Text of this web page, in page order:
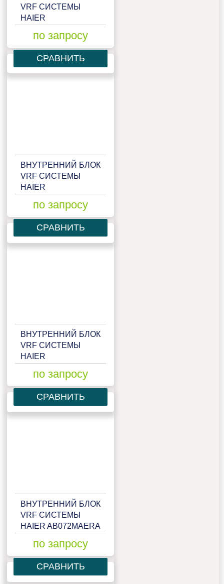
VRF СИСТЕМЫ
HAIER
по запросу
СРАВНИТЬ
ВНУТРЕННИЙ БЛОК
VRF СИСТЕМЫ
HAIER
по запросу
СРАВНИТЬ
ВНУТРЕННИЙ БЛОК
VRF СИСТЕМЫ
HAIER
по запросу
СРАВНИТЬ
ВНУТРЕННИЙ БЛОК
VRF СИСТЕМЫ
HAIER AB072MAERA
по запросу
СРАВНИТЬ